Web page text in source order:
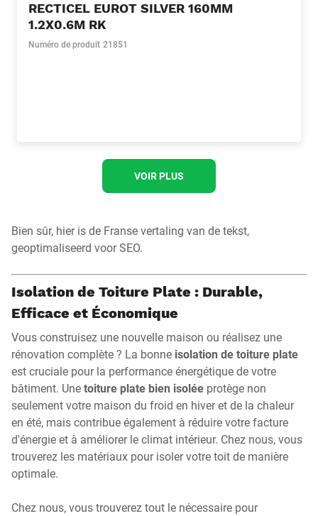
RECTICEL EUROT SILVER 160MM
1.2X0.6M RK
Numéro de produit 21851
VOIR PLUS
Bien sûr, hier is de Franse vertaling van de tekst,
geoptimaliseerd voor SEO.
Isolation de Toiture Plate : Durable,
Efficace et Économique
Vous construisez une nouvelle maison ou réalisez une
rénovation complète ? La bonne isolation de toiture plate
est cruciale pour la performance énergétique de votre
bâtiment. Une toiture plate bien isolée protège non
seulement votre maison du froid en hiver et de la chaleur
en été, mais contribue également à réduire votre facture
d'énergie et à améliorer le climat intérieur. Chez nous, vous
trouverez les matériaux pour isoler votre toit de manière
optimale.
Chez nous, vous trouverez tout le nécessaire pour